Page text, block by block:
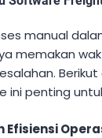
manual
memakan
penting
Efisiensi